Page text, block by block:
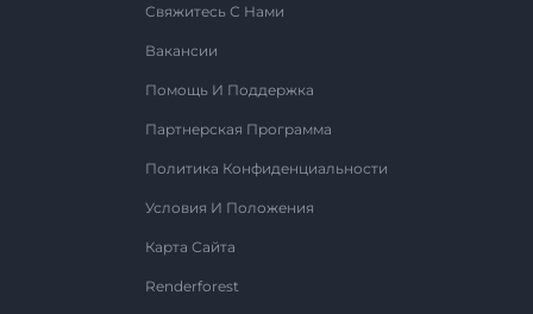
Свяжитесь С Нами
Вакансии
Помощь И Поддержка
Партнерская Программа
Политика Конфиденциальности
Условия И Положения
Карта Сайта
Renderforest